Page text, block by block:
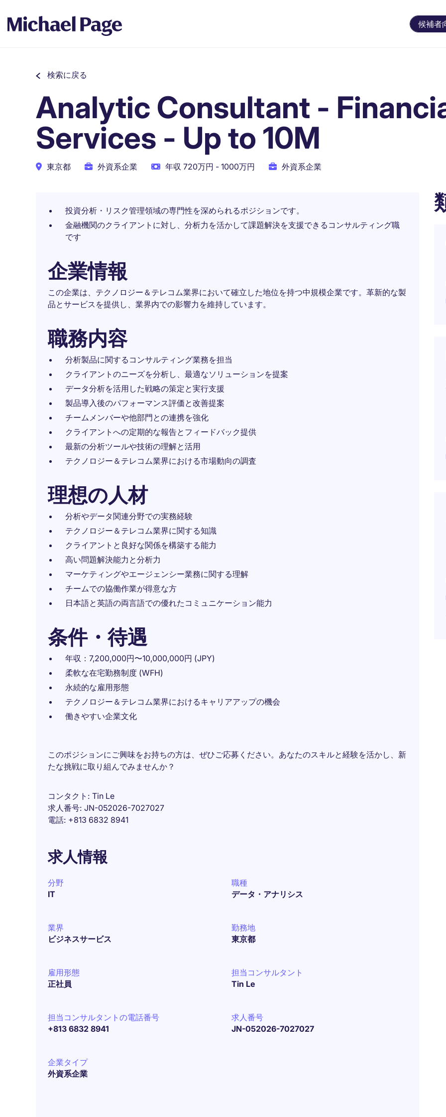
候補者
検索に戻る
Analytic Consultant -
Services - Up to 10M
東京都 外資系企業 年収 720万円 - 1000万円 外資系企業
投資分析・リスク管理領域の専門性を深められるポジションです。
金融機関のクライアントに対し、分析力を活かして課題解決を支援できるコンサルティング職
です
企業情報
この企業は、テクノロジー＆テレコム業界において確立した地位を持つ中規模企業です。革新的な製
品とサービスを提供し、業界内での影響力を維持しています。
職務内容
分析製品に関するコンサルティング業務を担当
クライアントのニーズを分析し、最適なソリューションを提案
データ分析を活用した戦略の策定と実行支援
製品導入後のパフォーマンス評価と改善提案
チームメンバーや他部門との連携を強化
クライアントへの定期的な報告とフィードバック提供
最新の分析ツールや技術の理解と活用
テクノロジー＆テレコム業界における市場動向の調査
理想の人材
分析やデータ関連分野での実務経験
テクノロジー＆テレコム業界に関する知識
クライアントと良好な関係を構築する能力
高い問題解決能力と分析力
マーケティングやエージェンシー業務に関する理解
チームでの協働作業が得意な方
日本語と英語の両言語での優れたコミュニケーション能力
条件・待遇
年収：7,200,000円〜10,000,000円 (JPY)
柔軟な在宅勤務制度 (WFH)
永続的な雇用形態
テクノロジー＆テレコム業界におけるキャリアアップの機会
働きやすい企業文化
このポジションにご興味をお持ちの方は、ぜひご応募ください。あなたのスキルと経験を活かし、新
たな挑戦に取り組んでみませんか？
コンタクト
Tin Le
求人番号 JN-052026-7027027
電話 +813 6832 8941
求人情報
分野
IT
職種
データ・アナリシス
業界
ビジネスサービス
勤務地
東京都
雇用形態
正社員
担当コンサルタント
Tin Le
担当コンサルタントの電話番号
+813 6832 8941
求人番号
JN-052026-7027027
企業タイプ
外資系企業